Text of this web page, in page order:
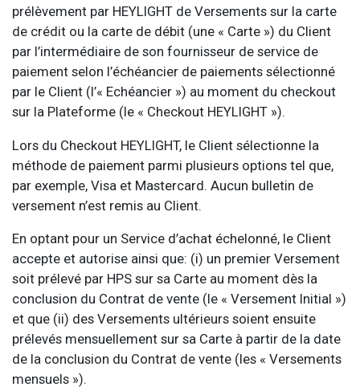
prélèvement par HEYLIGHT de Versements sur la carte
de crédit ou la carte de débit (une « Carte ») du Client
par l’intermédiaire de son fournisseur de service de
paiement selon l’échéancier de paiements sélectionné
par le Client (l’« Echéancier ») au moment du checkout
sur la Plateforme (le « Checkout HEYLIGHT »).
Lors du Checkout HEYLIGHT, le Client sélectionne la
méthode de paiement parmi plusieurs options tel que,
par exemple, Visa et Mastercard. Aucun bulletin de
versement n’est remis au Client.
En optant pour un Service d’achat échelonné, le Client
accepte et autorise ainsi que: (i) un premier Versement
soit prélevé par HPS sur sa Carte au moment dès la
conclusion du Contrat de vente (le « Versement Initial »)
et que (ii) des Versements ultérieurs soient ensuite
prélevés mensuellement sur sa Carte à partir de la date
de la conclusion du Contrat de vente (les « Versements
mensuels »).